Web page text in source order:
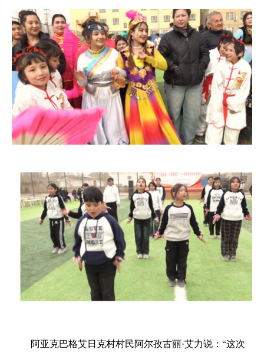
阿亚克巴格艾日克村村民阿尔孜古丽·艾力说：“这次